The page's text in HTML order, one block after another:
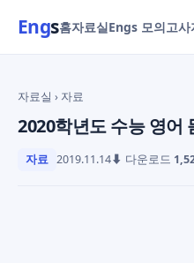
Engs홈자료실Engs 모의고사
자료실 › 자료
2020학년도 수능 영어
자료 2019.11.14⬇ 다운로드